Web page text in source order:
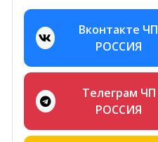
Вконтакте ЧП
РОССИЯ
Телеграм ЧП
РОССИЯ